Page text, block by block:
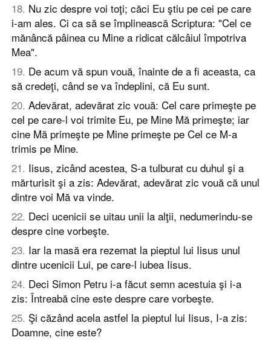
18. Nu zic despre voi toţi; căci Eu ştiu pe cei pe care
i-am ales. Ci ca să se împlinească Scriptura: "Cel ce
mănâncă pâinea cu Mine a ridicat călcâiul împotriva
Mea".
19. De acum vă spun vouă, înainte de a fi aceasta, ca
să credeţi, când se va îndeplini, că Eu sunt.
20. Adevărat, adevărat zic vouă: Cel care primeşte pe
cel pe care-l voi trimite Eu, pe Mine Mă primeşte; iar
cine Mă primeşte pe Mine primeşte pe Cel ce M-a
trimis pe Mine.
21. Iisus, zicând acestea, S-a tulburat cu duhul şi a
mărturisit şi a zis: Adevărat, adevărat zic vouă că unul
dintre voi Mă va vinde.
22. Deci ucenicii se uitau unii la alţii, nedumerindu-se
despre cine vorbeşte.
23. Iar la masă era rezemat la pieptul lui Iisus unul
dintre ucenicii Lui, pe care-l iubea Iisus.
24. Deci Simon Petru i-a făcut semn acestuia şi i-a
zis: Întreabă cine este despre care vorbeşte.
25. Şi căzând acela astfel la pieptul lui Iisus, I-a zis:
Doamne, cine este?